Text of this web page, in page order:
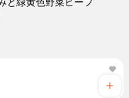
と緑黄色野菜ビーフ